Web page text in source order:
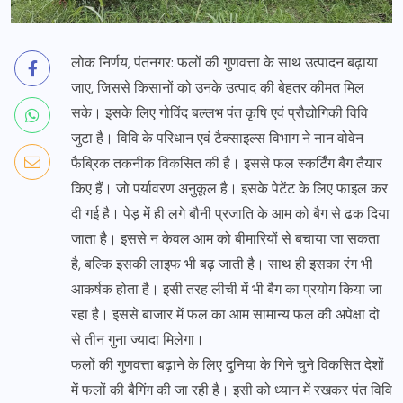
लोक निर्णय, पंतनगर: फलों की गुणवत्ता के साथ उत्पादन बढ़ाया
जाए, जिससे किसानों को उनके उत्पाद की बेहतर कीमत मिल
सके। इसके लिए गोविंद बल्लभ पंत कृषि एवं प्रौद्योगिकी विवि
जुटा है। विवि के परिधान एवं टैक्साइल्स विभाग ने नान वोवेन
फैब्रिक तकनीक विकसित की है। इससे फल स्कर्टिंग बैग तैयार
किए हैं। जो पर्यावरण अनुकूल है। इसके पेटेंट के लिए फाइल कर
दी गई है। पेड़ में ही लगे बौनी प्रजाति के आम को बैग से ढक दिया
जाता है। इससे न केवल आम को बीमारियों से बचाया जा सकता
है, बल्कि इसकी लाइफ भी बढ़ जाती है। साथ ही इसका रंग भी
आकर्षक होता है। इसी तरह लीची में भी बैग का प्रयोग किया जा
रहा है। इससे बाजार में फल का आम सामान्य फल की अपेक्षा दो
से तीन गुना ज्यादा मिलेगा।
फलों की गुणवत्ता बढ़ाने के लिए दुनिया के गिने चुने विकसित देशों
में फलों की बैगिंग की जा रही है। इसी को ध्यान में रखकर पंत विवि